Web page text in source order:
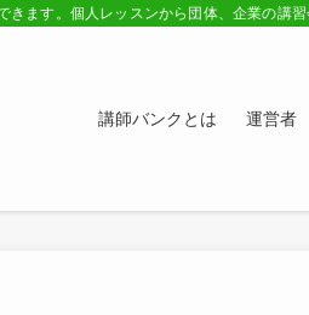
ます。個人レッスンから団体、企業の
講師バンクとは 運営者